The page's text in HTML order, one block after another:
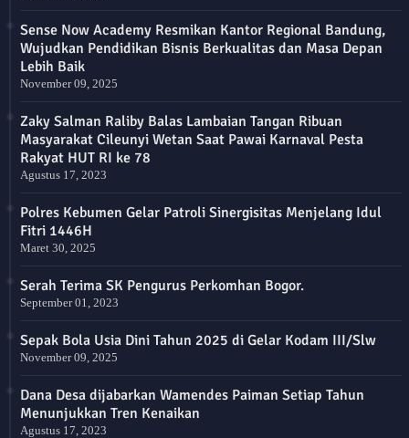
Sense Now Academy Resmikan Kantor Regional Bandung,
Wujudkan Pendidikan Bisnis Berkualitas dan Masa Depan
Lebih Baik
November 09, 2025
Zaky Salman Raliby Balas Lambaian Tangan Ribuan
Masyarakat Cileunyi Wetan Saat Pawai Karnaval Pesta
Rakyat HUT RI ke 78
Agustus 17, 2023
Polres Kebumen Gelar Patroli Sinergisitas Menjelang Idul
Fitri 1446H
Maret 30, 2025
Serah Terima SK Pengurus Perkomhan Bogor.
September 01, 2023
Sepak Bola Usia Dini Tahun 2025 di Gelar Kodam III/Slw
November 09, 2025
Dana Desa dijabarkan Wamendes Paiman Setiap Tahun
Menunjukkan Tren Kenaikan
Agustus 17, 2023